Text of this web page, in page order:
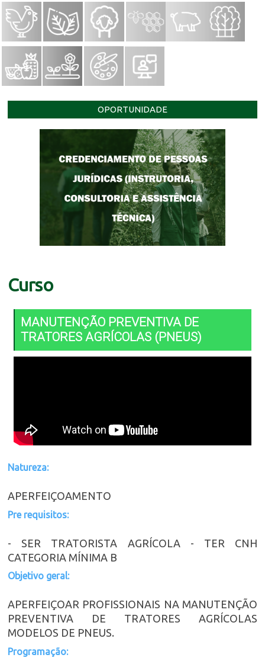
OPORTUNIDADE
Curso
MANUTENÇÃO PREVENTIVA DE
TRATORES AGRÍCOLAS (PNEUS)
Natureza:
APERFEIÇOAMENTO
Pre requisitos:
- SER TRATORISTA AGRÍCOLA - TER CNH
CATEGORIA MÍNIMA B
Objetivo geral:
APERFEIÇOAR PROFISSIONAIS NA MANUTENÇÃO
PREVENTIVA DE TRATORES AGRÍCOLAS
MODELOS DE PNEUS.
Programação: